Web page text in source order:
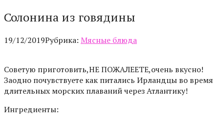
Солонина из говядины
19/12/2019Рубрика: Мясные блюда
Советую приготовить,НЕ ПОЖАЛЕЕТЕ,очень вкусно!
Заодно почувствуете как питались Ирландцы во время
длительных морских плаваний через Атлантику!
Ингредиенты: